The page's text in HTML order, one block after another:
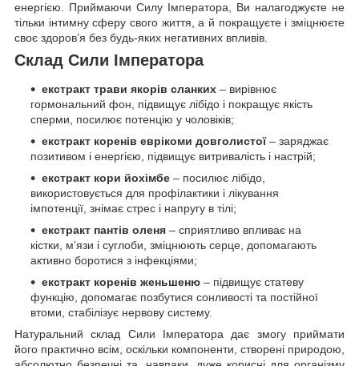
енергією. Приймаючи Силу Імператора, Ви налагоджуєте не
тільки інтимну сферу свого життя, а й покращуєте і зміцнюєте
своє здоров’я без будь-яких негативних впливів.
Склад Сили Імператора
екстракт трави якорів сланких – вирівнює
гормональний фон, підвищує лібідо і покращує якість
сперми, посилює потенцію у чоловіків;
екстракт коренів еврікоми довголистої– заряджає
позитивом і енергією, підвищує витривалість і настрій;
екстракт кори йохімбе – посилює лібідо,
використовується для профілактики і лікування
імпотенції, знімає стрес і напругу в тілі;
екстракт пантів оленя – сприятливо впливає на
кістки, м’язи і суглоби, зміцнюють серце, допомагають
активно боротися з інфекціями;
екстракт коренів женьшеню – підвищує статеву
функцію, допомагає позбутися сонливості та постійної
втоми, стабілізує нервову систему.
Натуральний склад Сили Імператора дає змогу приймати
його практично всім, оскільки компоненти, створені природою,